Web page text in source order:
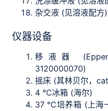
杂交液 (见溶液配方)
仪器设备
移液器
3120000070)
摇床 (其林贝尔，
4 °C冰箱 (海尔)
37 °C培养箱 (上